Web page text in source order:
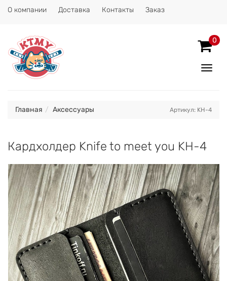
О компании Доставка Контакты Заказ
0
Главная Аксессуары Артикул: KH-4
Кардхолдер Knife to meet you KH-4